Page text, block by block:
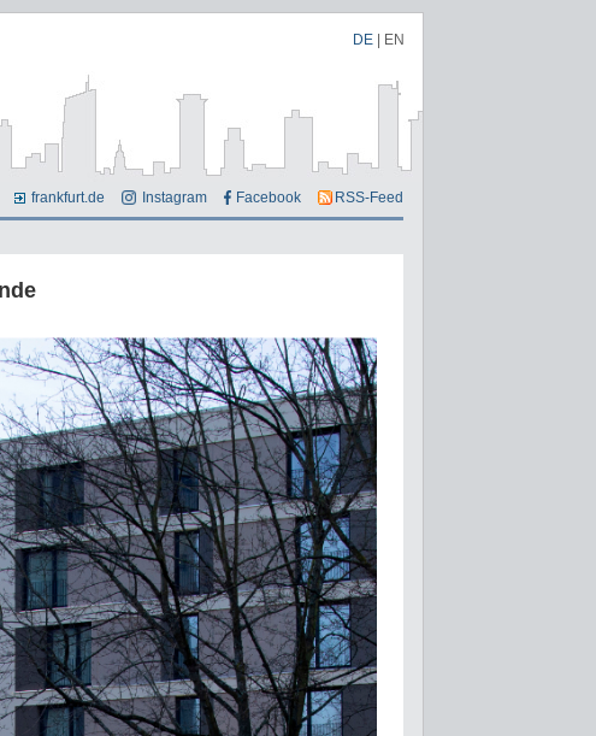
DE EN
frankfurt.de Instagram Facebook RSS-Feed